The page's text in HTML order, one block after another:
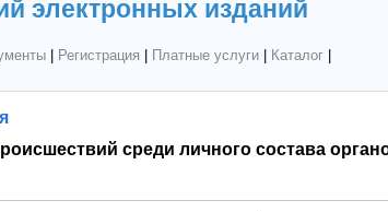
электронных изданий
| Регистрация Платные услуги| Каталог|
среди личного состава